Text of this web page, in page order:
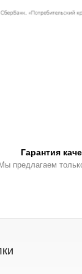
Гарантия
Мы предлагаем